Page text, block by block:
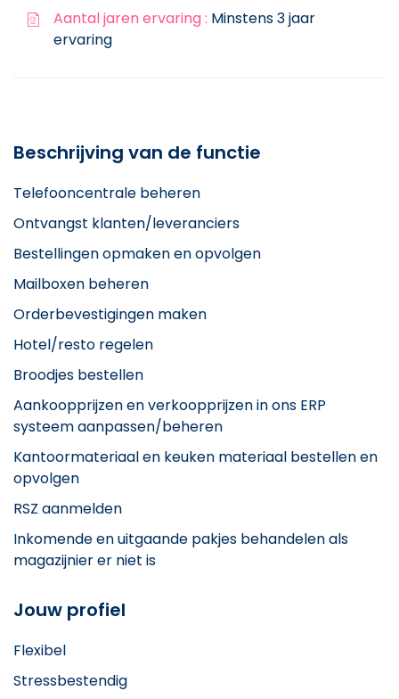
Aantal jaren ervaring : Minstens 3 jaar
ervaring
Beschrijving van de functie
Telefooncentrale beheren
Ontvangst klanten/leveranciers
Bestellingen opmaken en opvolgen
Mailboxen beheren
Orderbevestigingen maken
Hotel/resto regelen
Broodjes bestellen
Aankoopprijzen en verkoopprijzen in ons ERP
systeem aanpassen/beheren
Kantoormateriaal en keuken materiaal bestellen en
opvolgen
RSZ aanmelden
Inkomende en uitgaande pakjes behandelen als
magazijnier er niet is
Jouw profiel
Flexibel
Stressbestendig